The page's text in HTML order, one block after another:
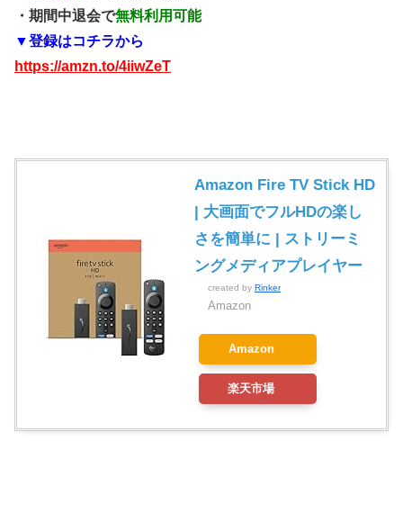
・期間中退会で無料利用可能
▼登録はコチラから
https://amzn.to/4iiwZeT
Amazon Fire TV Stick HD
| 大画面でフルHDの楽し
さを簡単に | ストリーミ
ングメディアプレイヤー
created by Rinker
Amazon
Amazon
楽天市場